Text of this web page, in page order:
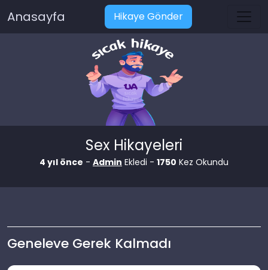
Anasayfa Hikaye Gönder
Sex Hikayeleri
4 yıl önce - Admin Ekledi - 1750 Kez Okundu
Geneleve Gerek Kalmadı